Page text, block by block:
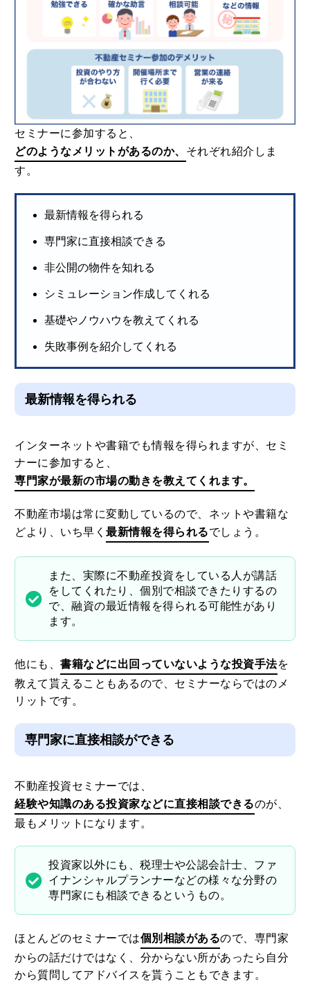
セミナーに参加すると、
どのようなメリットがあるのか、 それぞれ紹介しま
す。
最新情報を得られる
専門家に直接相談できる
非公開の物件を知れる
シミュレーション作成してくれる
基礎やノウハウを教えてくれる
失敗事例を紹介してくれる
最新情報を得られる
インターネットや書籍でも情報を得られますが、セミ
ナーに参加すると、
専門家が最新の市場の動きを教えてくれます。
不動産市場は常に変動しているので、ネットや書籍な
どより、いち早く最新情報を得られるでしょう。
また、実際に不動産投資をしている人が講話
をしてくれたり、個別で相談できたりするの
で、融資の最近情報を得られる可能性があり
ます。
他にも、書籍などに出回っていないような投資手法を
教えて貰えることもあるので、セミナーならではのメ
リットです。
専門家に直接相談ができる
不動産投資セミナーでは、
経験や知識のある投資家などに直接相談できるのが、
最もメリットになります。
投資家以外にも、税理士や公認会計士、ファ
イナンシャルプランナーなどの様々な分野の
専門家にも相談できるというもの。
ほとんどのセミナーでは個別相談があるので、専門家
からの話だけではなく、分からない所があったら自分
から質問してアドバイスを貰うこともできます。